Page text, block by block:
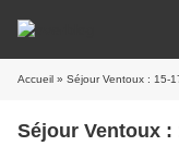
Accueil » Séjour Ventoux : 15-
Séjour Ventoux :